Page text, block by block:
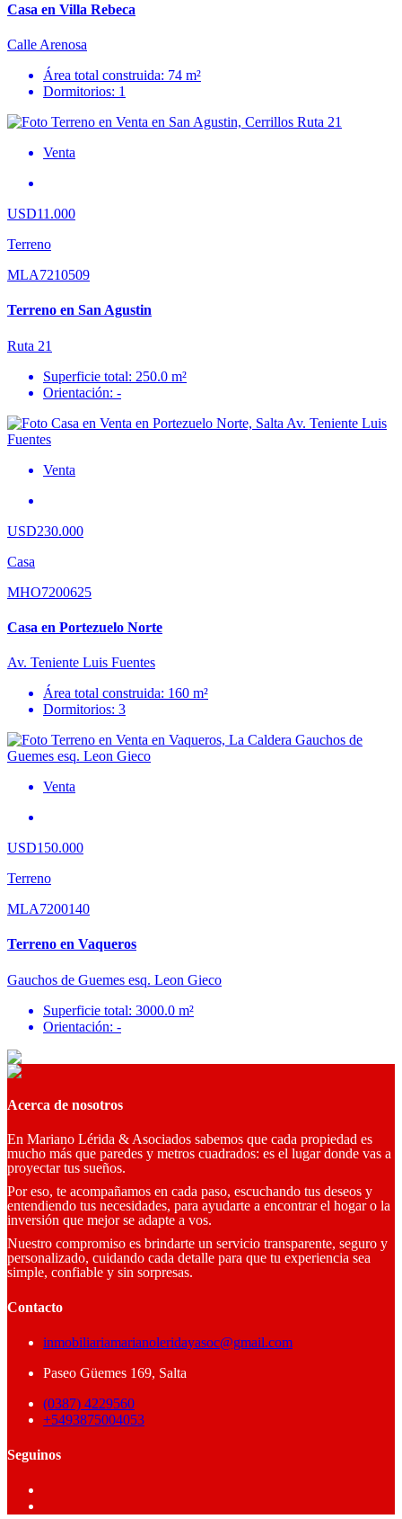
Casa en Villa Rebeca
Calle Arenosa
Área total construida: 74 m²
Dormitorios: 1
Venta
USD11.000
Terreno
MLA7210509
Terreno en San Agustin
Ruta 21
Superficie total: 250.0 m²
Orientación: -
Venta
USD230.000
Casa
MHO7200625
Casa en Portezuelo Norte
Av. Teniente Luis Fuentes
Área total construida: 160 m²
Dormitorios: 3
Venta
USD150.000
Terreno
MLA7200140
Terreno en Vaqueros
Gauchos de Guemes esq. Leon Gieco
Superficie total: 3000.0 m²
Orientación: -
Acerca de nosotros
En Mariano Lérida & Asociados sabemos que cada propiedad es
mucho más que paredes y metros cuadrados: es el lugar donde vas a
proyectar tus sueños.
Por eso, te acompañamos en cada paso, escuchando tus deseos y
entendiendo tus necesidades, para ayudarte a encontrar el hogar o la
inversión que mejor se adapte a vos.
Nuestro compromiso es brindarte un servicio transparente, seguro y
personalizado, cuidando cada detalle para que tu experiencia sea
simple, confiable y sin sorpresas.
Contacto
inmobiliariamarianoleridayasoc@gmail.com
Paseo Güemes 169, Salta
(0387) 4229560
+5493875004053
Seguinos